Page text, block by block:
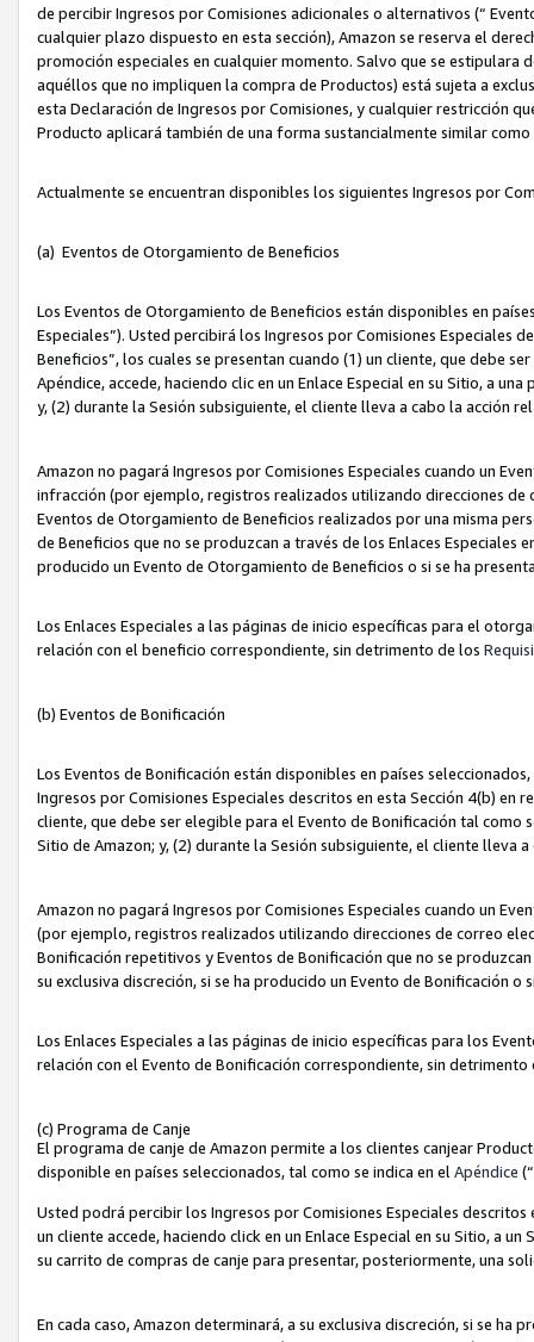
de percibir Ingresos por Comisiones adicionales o alternativos (“
cualquier plazo dispuesto en esta sección), Amazon se reserva el
promoción especiales en cualquier momento. Salvo que se
aquéllos que no impliquen la compra de Productos) está sujeta a
esta Declaración de Ingresos por Comisiones, y cualquier restricción
Producto aplicará también de una forma sustancialmente similar
Actualmente se encuentran disponibles los siguientes Ingresos por
(a) Eventos de Otorgamiento de Beneficios
Los Eventos de Otorgamiento de Beneficios están disponibles en
Especiales”). Usted percibirá los Ingresos por Comisiones Especiales
Beneficios”, los cuales se presentan cuando (1) un cliente, que debe
Apéndice, accede, haciendo clic en un Enlace Especial en su Sitio, a
y, (2) durante la Sesión subsiguiente, el cliente lleva a cabo la acción
Amazon no pagará Ingresos por Comisiones Especiales cuando un
infracción (por ejemplo, registros realizados utilizando direcciones
Eventos de Otorgamiento de Beneficios realizados por una misma
de Beneficios que no se produzcan a través de los Enlaces Especiales
producido un Evento de Otorgamiento de Beneficios o si se ha
Los Enlaces Especiales a las páginas de inicio específicas para el
relación con el beneficio correspondiente, sin detrimento de los
(b) Eventos de Bonificación
Los Eventos de Bonificación están disponibles en países
Ingresos por Comisiones Especiales descritos en esta Sección 4(b) en
cliente, que debe ser elegible para el Evento de Bonificación tal como
Sitio de Amazon; y, (2) durante la Sesión subsiguiente, el cliente lleva
Amazon no pagará Ingresos por Comisiones Especiales cuando un
(por ejemplo, registros realizados utilizando direcciones de correo
Bonificación repetitivos y Eventos de Bonificación que no se
su exclusiva discreción, si se ha producido un Evento de Bonificación
Los Enlaces Especiales a las páginas de inicio específicas para los
relación con el Evento de Bonificación correspondiente, sin
(c) Programa de Canje
El programa de canje de Amazon permite a los clientes canjear
disponible en países seleccionados, tal como se indica en el Apéndice
Usted podrá percibir los Ingresos por Comisiones Especiales
un cliente accede, haciendo click en un Enlace Especial en su Sitio, a
su carrito de compras de canje para presentar, posteriormente, una
En cada caso, Amazon determinará, a su exclusiva discreción, si se